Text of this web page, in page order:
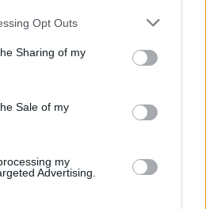
Opt Outs
Sharing of my
Sale of my
my
Advertising.
Οι γείτονες
που ξεχωρίζουν για